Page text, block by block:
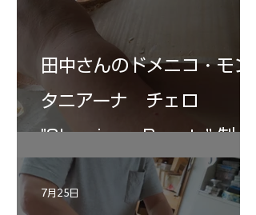
田中さんのドメニコ・モン
タニアーナ チェロ
"Sleeping・Beauty” 制作
記 30
7月25日